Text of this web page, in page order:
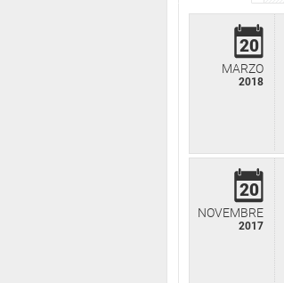
20
MARZO
2018
20
NOVEMBRE
2017